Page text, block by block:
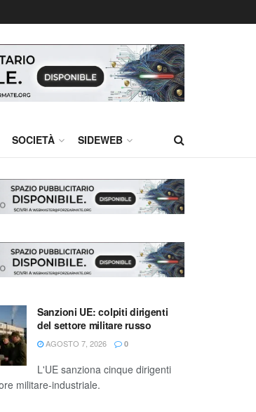
SOCIETÀ SIDEWEB
Sanzioni UE: colpiti dirigenti
del settore militare russo
AGOSTO 7, 2026 0
L'UE sanziona cinque dirigenti
militare-industriale.